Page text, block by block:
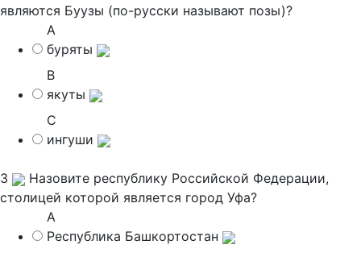
являются Буузы (по-русски называют позы)?
A
буряты
B
якуты
C
ингуши
3
Назовите республику Российской Федерации,
столицей которой является город Уфа?
A
Республика Башкортостан